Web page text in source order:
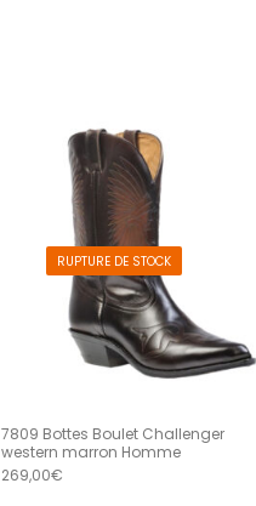
RUPTURE DE STOCK
7809 Bottes Boulet Challenger
western marron Homme
269,00€